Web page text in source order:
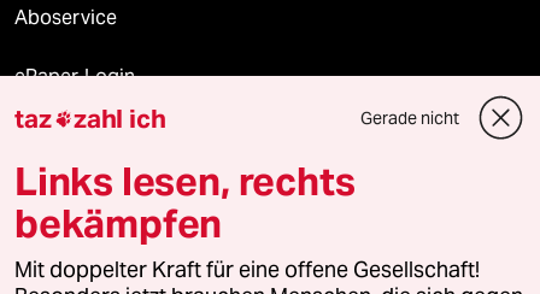
Aboservice
ePaper Login
Downloads für Abonnierende
© 2026 taz Verlags und Vertriebs GmbH
Alle Rechte vorbehalten. Bei rechtlichen Fragen oder für Genehmigungen
wenden Sie sich bitte an
lizenzen@taz.de
taz zahl ich Gerade nicht
Links lesen, rechts
bekämpfen
Mit doppelter Kraft für eine offene Gesellschaft!